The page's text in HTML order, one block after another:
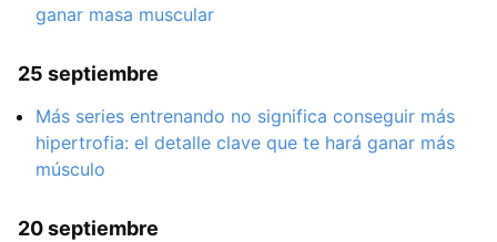
ganar masa muscular
25 septiembre
Más series entrenando no significa conseguir más
hipertrofia: el detalle clave que te hará ganar más
músculo
20 septiembre